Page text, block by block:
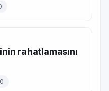
rahatlamasını
0